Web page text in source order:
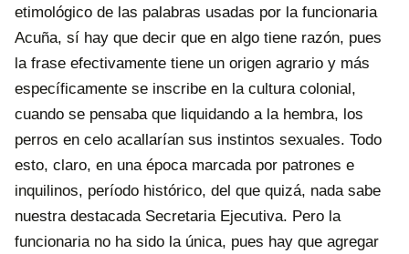
etimológico de las palabras usadas por la funcionaria
Acuña, sí hay que decir que en algo tiene razón, pues
la frase efectivamente tiene un origen agrario y más
específicamente se inscribe en la cultura colonial,
cuando se pensaba que liquidando a la hembra, los
perros en celo acallarían sus instintos sexuales. Todo
esto, claro, en una época marcada por patrones e
inquilinos, período histórico, del que quizá, nada sabe
nuestra destacada Secretaria Ejecutiva. Pero la
funcionaria no ha sido la única, pues hay que agregar